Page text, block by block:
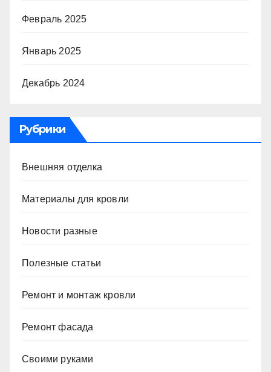
Февраль 2025
Январь 2025
Декабрь 2024
Рубрики
Внешняя отделка
Материалы для кровли
Новости разные
Полезные статьи
Ремонт и монтаж кровли
Ремонт фасада
Своими руками